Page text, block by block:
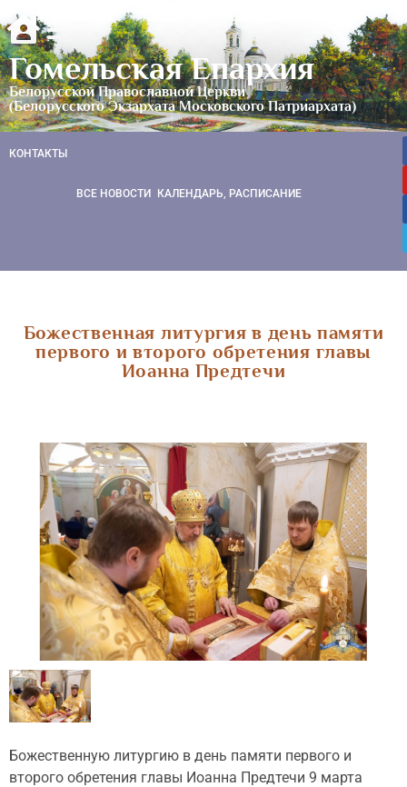
Гомельская Епархия
Белорусской Православной Церкви
(Белорусского Экзархата Московского Патриархата)
КОНТАКТЫ
ВСЕ НОВОСТИ КАЛЕНДАРЬ, РАСПИСАНИЕ
Божественная литургия в день памяти
первого и второго обретения главы
Иоанна Предтечи
Божественную литургию в день памяти первого и
второго обретения главы Иоанна Предтечи 9 марта